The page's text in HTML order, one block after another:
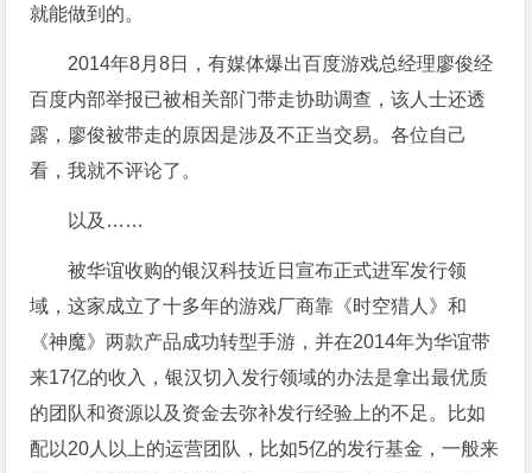
就能做到的。
2014年8月8日，有媒体爆出百度游戏总经理廖俊经
百度内部举报已被相关部门带走协助调查，该人士还透
露，廖俊被带走的原因是涉及不正当交易。各位自己
看，我就不评论了。
以及……
被华谊收购的银汉科技近日宣布正式进军发行领
域，这家成立了十多年的游戏厂商靠《时空猎人》和
《神魔》两款产品成功转型手游，并在2014年为华谊带
来17亿的收入，银汉切入发行领域的办法是拿出最优质
的团队和资源以及资金去弥补发行经验上的不足。比如
配以20人以上的运营团队，比如5亿的发行基金，一般来